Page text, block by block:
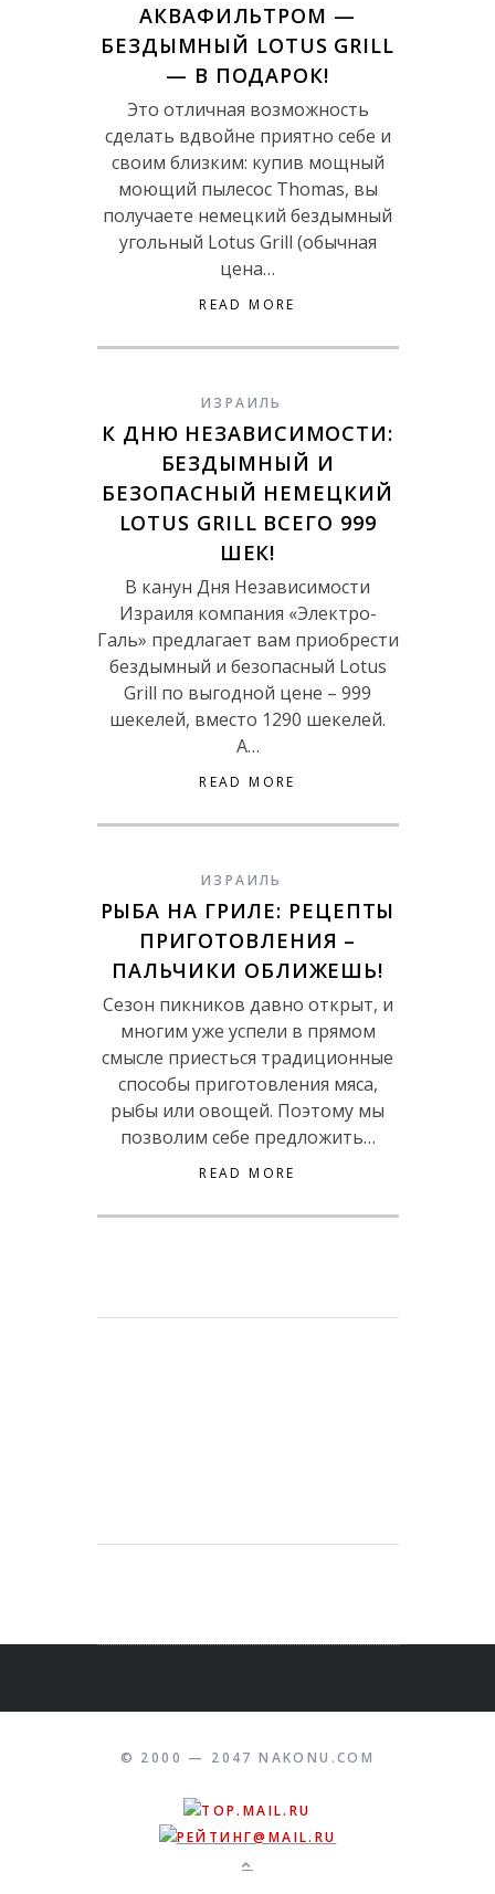
АКВАФИЛЬТРОМ —
БЕЗДЫМНЫЙ LOTUS GRILL
— В ПОДАРОК!
Это отличная возможность
сделать вдвойне приятно себе и
своим близким: купив мощный
моющий пылесос Thomas, вы
получаете немецкий бездымный
угольный Lotus Grill (обычная
цена…
READ MORE
ИЗРАИЛЬ
К ДНЮ НЕЗАВИСИМОСТИ:
БЕЗДЫМНЫЙ И
БЕЗОПАСНЫЙ НЕМЕЦКИЙ
LOTUS GRILL ВСЕГО 999
ШЕК!
В канун Дня Независимости
Израиля компания «Электро-
Галь» предлагает вам приобрести
бездымный и безопасный Lotus
Grill по выгодной цене – 999
шекелей, вместо 1290 шекелей.
А…
READ MORE
ИЗРАИЛЬ
РЫБА НА ГРИЛЕ: РЕЦЕПТЫ
ПРИГОТОВЛЕНИЯ –
ПАЛЬЧИКИ ОБЛИЖЕШЬ!
Сезон пикников давно открыт, и
многим уже успели в прямом
смысле приесться традиционные
способы приготовления мяса,
рыбы или овощей. Поэтому мы
позволим себе предложить…
READ MORE
© 2000 — 2047 NAKONU.COM